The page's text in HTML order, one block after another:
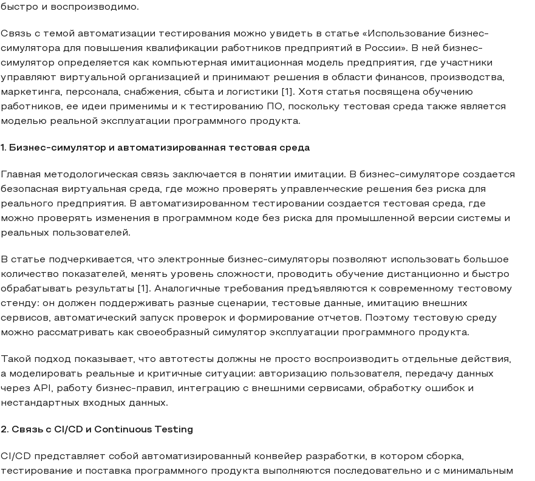
быстро и воспроизводимо.
Связь с темой автоматизации тестирования можно увидеть в статье «Использование бизнес-
симулятора для повышения квалификации работников предприятий в России». В ней бизнес-
симулятор определяется как компьютерная имитационная модель предприятия, где участники
управляют виртуальной организацией и принимают решения в области финансов, производства,
маркетинга, персонала, снабжения, сбыта и логистики [1]. Хотя статья посвящена обучению
работников, ее идеи применимы и к тестированию ПО, поскольку тестовая среда также является
моделью реальной эксплуатации программного продукта.
1. Бизнес-симулятор и автоматизированная тестовая среда
Главная методологическая связь заключается в понятии имитации. В бизнес-симуляторе создается
безопасная виртуальная среда, где можно проверять управленческие решения без риска для
реального предприятия. В автоматизированном тестировании создается тестовая среда, где
можно проверять изменения в программном коде без риска для промышленной версии системы и
реальных пользователей.
В статье подчеркивается, что электронные бизнес-симуляторы позволяют использовать большое
количество показателей, менять уровень сложности, проводить обучение дистанционно и быстро
обрабатывать результаты [1]. Аналогичные требования предъявляются к современному тестовому
стенду: он должен поддерживать разные сценарии, тестовые данные, имитацию внешних
сервисов, автоматический запуск проверок и формирование отчетов. Поэтому тестовую среду
можно рассматривать как своеобразный симулятор эксплуатации программного продукта.
Такой подход показывает, что автотесты должны не просто воспроизводить отдельные действия,
а моделировать реальные и критичные ситуации: авторизацию пользователя, передачу данных
через API, работу бизнес-правил, интеграцию с внешними сервисами, обработку ошибок и
нестандартных входных данных.
2. Связь с CI/CD и Continuous Testing
CI/CD представляет собой автоматизированный конвейер разработки, в котором сборка,
тестирование и поставка программного продукта выполняются последовательно и с минимальным